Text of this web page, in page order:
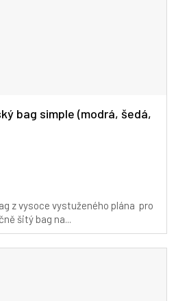
bag simple (modrá, šedá,
z vysoce vystuženého plána pro
šitý bag na...